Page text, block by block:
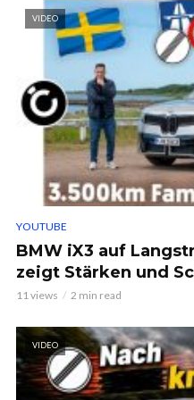
VIDEO
YOUTUBE
BMW iX3 auf
zeigt Stärken und
11 views 2 min read
VIDEO